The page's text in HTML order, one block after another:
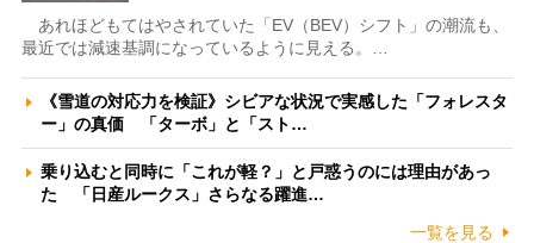
あれほどもてはやされていた「EV（BEV）シフト」の潮流も、
最近では減速基調になっているように見える。…
《雪道の対応力を検証》シビアな状況で実感した「フォレスタ
ー」の真価 「ターボ」と「スト…
乗り込むと同時に「これが軽？」と戸惑うのには理由があっ
た 「日産ルークス」さらなる躍進…
一覧を見る